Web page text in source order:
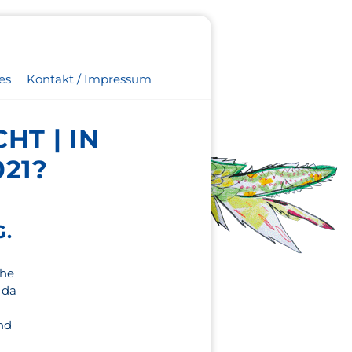
Kontakt / Impressum
| IN